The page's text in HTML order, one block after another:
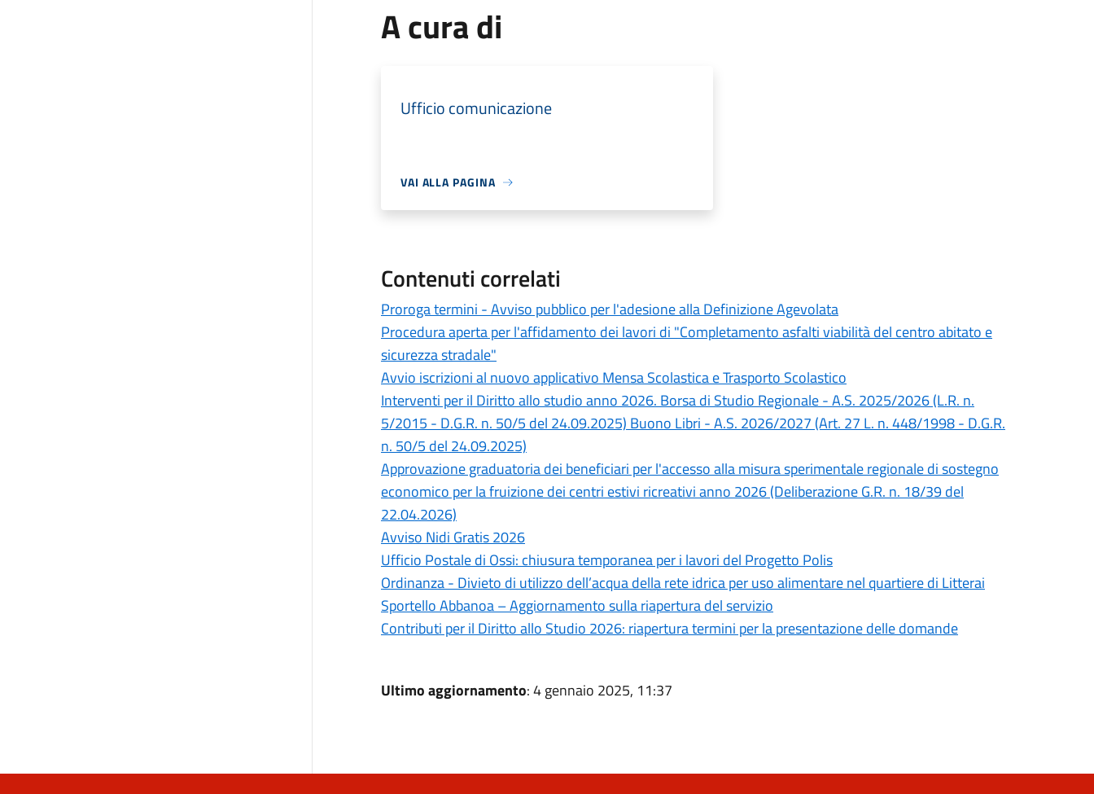
A cura di
Ufficio comunicazione
VAI ALLA PAGINA
Contenuti correlati
Proroga termini - Avviso pubblico per l'adesione alla Definizione Agevolata
Procedura aperta per l'affidamento dei lavori di "Completamento asfalti viabilità del centro abitato e
sicurezza stradale"
Avvio iscrizioni al nuovo applicativo Mensa Scolastica e Trasporto Scolastico
Interventi per il Diritto allo studio anno 2026. Borsa di Studio Regionale - A.S. 2025/2026 (L.R. n.
5/2015 - D.G.R. n. 50/5 del 24.09.2025) Buono Libri - A.S. 2026/2027 (Art. 27 L. n. 448/1998 - D.G.R.
n. 50/5 del 24.09.2025)
Approvazione graduatoria dei beneficiari per l'accesso alla misura sperimentale regionale di sostegno
economico per la fruizione dei centri estivi ricreativi anno 2026 (Deliberazione G.R. n. 18/39 del
22.04.2026)
Avviso Nidi Gratis 2026
Ufficio Postale di Ossi: chiusura temporanea per i lavori del Progetto Polis
Ordinanza - Divieto di utilizzo dell’acqua della rete idrica per uso alimentare nel quartiere di Litterai
Sportello Abbanoa – Aggiornamento sulla riapertura del servizio
Contributi per il Diritto allo Studio 2026: riapertura termini per la presentazione delle domande
Ultimo aggiornamento: 4 gennaio 2025, 11:37